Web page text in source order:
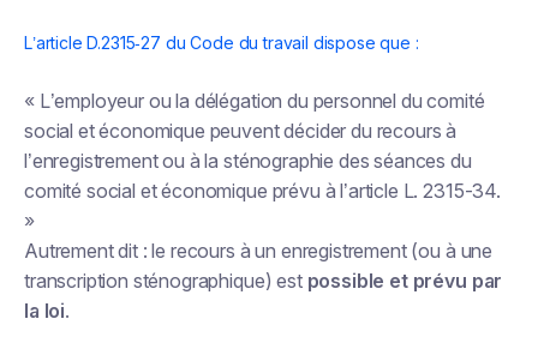
L’article D.2315‑27 du Code du travail dispose que :
« L’employeur ou la délégation du personnel du comité
social et économique peuvent décider du recours à
l’enregistrement ou à la sténographie des séances du
comité social et économique prévu à l’article L. 2315-34.
»
Autrement dit : le recours à un enregistrement (ou à une
transcription sténographique) est possible et prévu par
la loi.